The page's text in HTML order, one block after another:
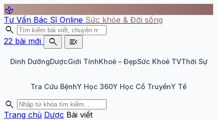
spa
Tư Vấn Bác Sĩ Online Sức khỏe & Đời sống
search
22 bài mới search menu_open
Dinh DưỡngDượcGiới TínhKhoẻ – ĐẹpSức Khoẻ TVThời Sự
Tra Cứu BệnhY Học 360Y Học Cổ TruyềnY Tế
search
Trang chủ Dược Bài viết